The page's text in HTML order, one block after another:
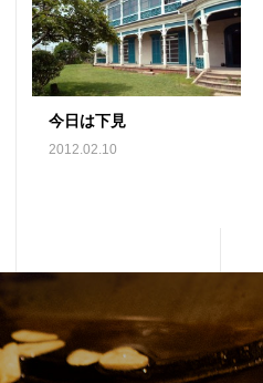
今日は下見
2012.02.10